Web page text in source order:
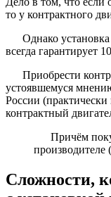
то у контрактного
Однако
всегда гарантирует
Приобрести
устоявшемуся
России
контрактный
Причём
производителе
Сложности,